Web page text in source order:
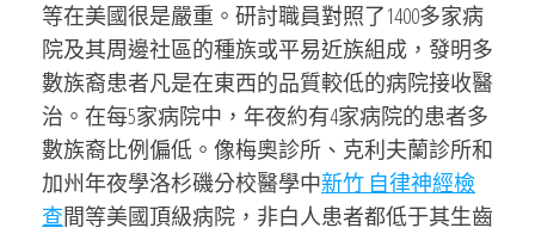
等在美國很是嚴重。研討職員對照了1400多家病
院及其周邊社區的種族或平易近族組成，發明多
數族裔患者凡是在東西的品質較低的病院接收醫
治。在每5家病院中，年夜約有4家病院的患者多
數族裔比例偏低。像梅奧診所、克利夫蘭診所和
加州年夜學洛杉磯分校醫學中新竹 自律神經檢
查間等美國頂級病院，非白人患者都低于其生齒